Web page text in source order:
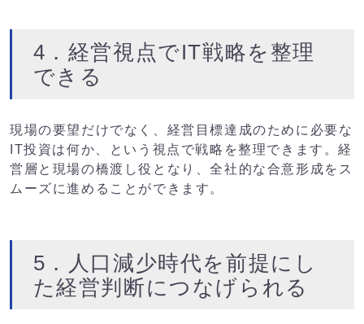
4．経営視点でIT戦略を整理
できる
現場の要望だけでなく、経営目標達成のために必要な
IT投資は何か、という視点で戦略を整理できます。経
営層と現場の橋渡し役となり、全社的な合意形成をス
ムーズに進めることができます。
5．人口減少時代を前提にし
た経営判断につなげられる